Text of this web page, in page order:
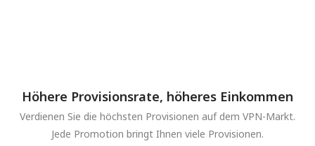
Höhere Provisionsrate, höheres Einkommen
Verdienen Sie die höchsten Provisionen auf dem VPN-Markt.
Jede Promotion bringt Ihnen viele Provisionen.